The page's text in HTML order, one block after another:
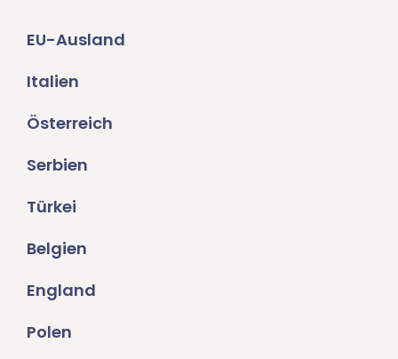
EU-Ausland
Italien
Österreich
Serbien
Türkei
Belgien
England
Polen